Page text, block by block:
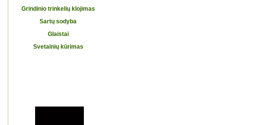
Grindinio trinkelių klojimas
Sartų sodyba
Glaistai
Svetainių kūrimas